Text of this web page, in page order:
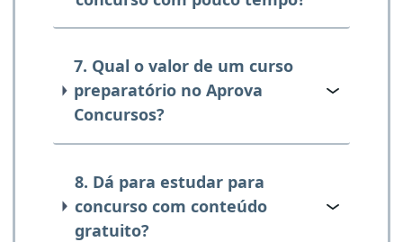
7. Qual o valor de um curso
preparatório no Aprova
Concursos?
8. Dá para estudar para
concurso com conteúdo
gratuito?